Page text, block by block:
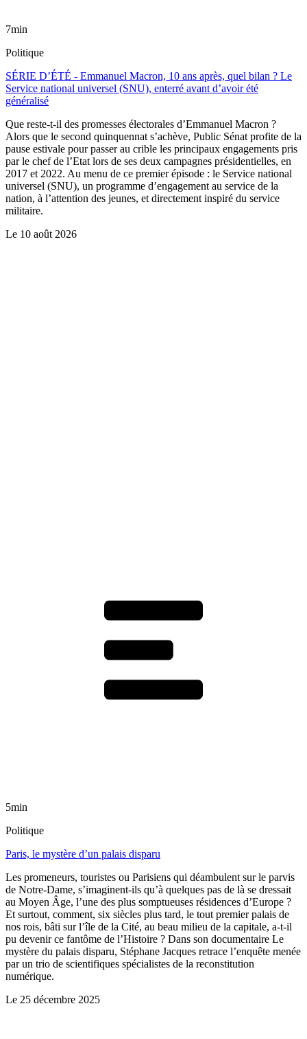
7min
Politique
SÉRIE D’ÉTÉ - Emmanuel Macron, 10 ans après, quel bilan ? Le
Service national universel (SNU), enterré avant d’avoir été
généralisé
Que reste-t-il des promesses électorales d’Emmanuel Macron ?
Alors que le second quinquennat s’achève, Public Sénat profite de la
pause estivale pour passer au crible les principaux engagements pris
par le chef de l’Etat lors de ses deux campagnes présidentielles, en
2017 et 2022. Au menu de ce premier épisode : le Service national
universel (SNU), un programme d’engagement au service de la
nation, à l’attention des jeunes, et directement inspiré du service
militaire.
Le 10 août 2026
5min
Politique
Paris, le mystère d’un palais disparu
Les promeneurs, touristes ou Parisiens qui déambulent sur le parvis
de Notre-Dame, s’imaginent-ils qu’à quelques pas de là se dressait
au Moyen Âge, l’une des plus somptueuses résidences d’Europe ?
Et surtout, comment, six siècles plus tard, le tout premier palais de
nos rois, bâti sur l’île de la Cité, au beau milieu de la capitale, a-t-il
pu devenir ce fantôme de l’Histoire ? Dans son documentaire Le
mystère du palais disparu, Stéphane Jacques retrace l’enquête menée
par un trio de scientifiques spécialistes de la reconstitution
numérique.
Le 25 décembre 2025